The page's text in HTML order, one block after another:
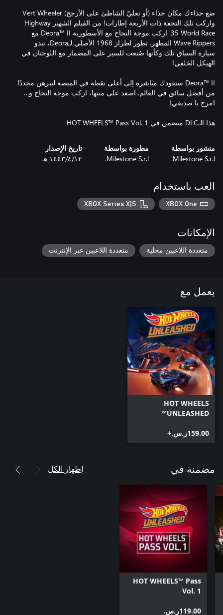
ضع حذاءك مكان حذاء (أو نعليّ الشاطئ على الأرجح) Vert Wheeler
واركب تلك التحفة ذات الأربعة إطارات! من الفيلم الشهير Highway
35 World Race. اركب موجة النجاح مع الأسطورية Deora™ II مع
Wave Rippers المظهر. تطور لطراز 1968 الأصلي لـDeora، تبدو
سيارة السباق تلك وكأنها صُنعت للسير على المضمار مع اللوحتان في
Deora™ II ستقودك مباشرة إلى أعلى نقطة في المنصة لتبرهن مجددًا
من أفضل سائق في العالم. اصعد على متنها، اركب موجة النجاح و…
هذا الـDLC متضمن في HOT WHEELS™ Pass Vol. 1
منشور بواسطة
Milestone S.r.l.
مطورة بواسطة
Milestone S.r.l.
تاريخ الإصدار
١٢‏/٤‏/١٤٤٣ هـ
العب باستخدام
XBOX One
XBOX Series X|S
الإمكانات
متعددة اللاعبين محلية متعددة اللاعبين عبر الإنترنت
يعمل مع
HOT WHEELS
UNLEASHED™
‪ر.س.‏‎159.00‬+
مضمنة في إظهار الكل
HOT WHEELS™ Pass
Vol. 1
‪ر.س.‏‎119.00‬